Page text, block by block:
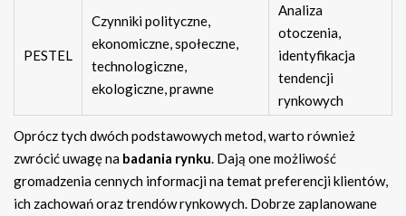
PESTEL
Czynniki polityczne,
ekonomiczne, społeczne,
technologiczne,
ekologiczne, prawne
Analiza
otoczenia,
identyfikacja
tendencji
rynkowych
Oprócz tych dwóch podstawowych metod, warto również
zwrócić uwagę na badania rynku. Dają one możliwość
gromadzenia cennych informacji na temat preferencji klientów,
ich zachowań oraz trendów rynkowych. Dobrze zaplanowane